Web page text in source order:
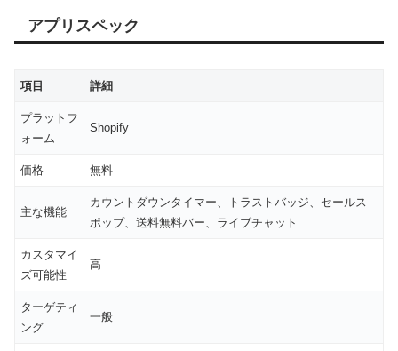
アプリスペック
項目 詳細
プラットフ
ォーム
Shopify
価格 無料
主な機能
カウントダウンタイマー、トラストバッジ、セールス
ポップ、送料無料バー、ライブチャット
カスタマイ
ズ可能性
高
ターゲティ
ング
一般